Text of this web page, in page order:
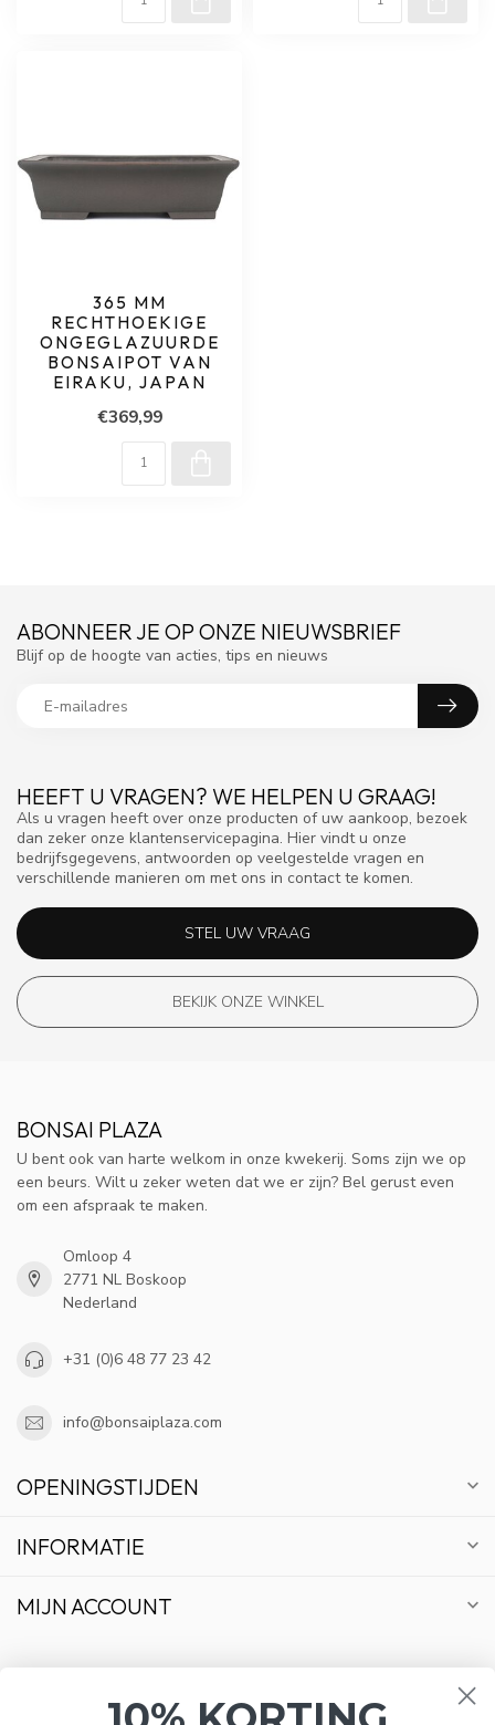
365 MM
RECHTHOEKIGE
ONGEGLAZUURDE
BONSAIPOT VAN
EIRAKU, JAPAN
€369,99
HEEFT U VRAGEN? WE HELPEN U GRAAG!
Als u vragen heeft over onze producten of uw aankoop, bezoek
dan zeker onze klantenservicepagina. Hier vindt u onze
bedrijfsgegevens, antwoorden op veelgestelde vragen en
verschillende manieren om met ons in contact te komen.
STEL UW VRAAG
BEKIJK ONZE WINKEL
ABONNEER JE OP ONZE NIEUWSBRIEF
Blijf op de hoogte van acties, tips en nieuws
BONSAI PLAZA
U bent ook van harte welkom in onze kwekerij. Soms zijn we op
een beurs. Wilt u zeker weten dat we er zijn? Bel gerust even
om een afspraak te maken.
Omloop 4
2771 NL Boskoop
Nederland
+31 (0)6 48 77 23 42
info@bonsaiplaza.com
OPENINGSTIJDEN
INFORMATIE
MIJN ACCOUNT